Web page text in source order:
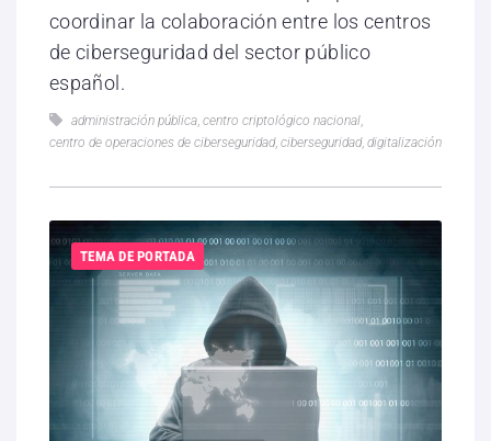
coordinar la colaboración entre los centros
de ciberseguridad del sector público
español.
administración pública, centro criptológico nacional,
centro de operaciones de ciberseguridad, ciberseguridad, digitalización
TEMA DE PORTADA